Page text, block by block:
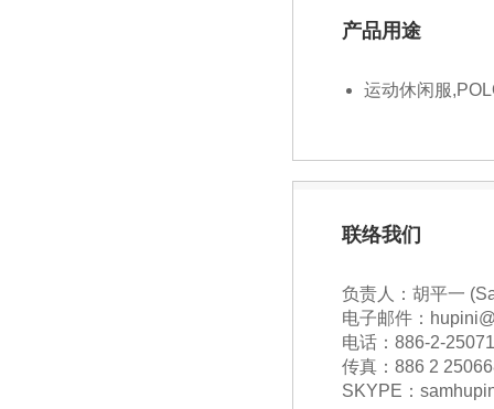
产品用途
运动休闲服
联络我们
负责人：胡平一
电子邮件：
电话：886-2-
传真：886 2
SKYPE：